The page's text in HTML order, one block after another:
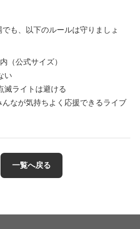
も、以下のルールは守りましょ
（公式サイズ）
い
滅ライトは避ける
なが気持ちよく応援できるライブ
一覧へ戻る